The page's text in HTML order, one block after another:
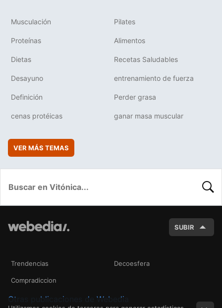
Musculación Pilates
Proteínas Alimentos
Dietas Recetas Saludables
Desayuno entrenamiento de fuerza
Definición Perder grasa
cenas protéicas ganar masa muscular
VER MÁS TEMAS
SUBIR
Trendencias Decoesfera
Compradiccion
Otras publicaciones de Webedia